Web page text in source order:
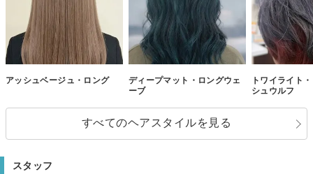
アッシュベージュ・ロング
ディープマット・ロングウェ
ーブ
トワイライト
シュウルフ
すべてのヘアスタイルを見る
スタッフ